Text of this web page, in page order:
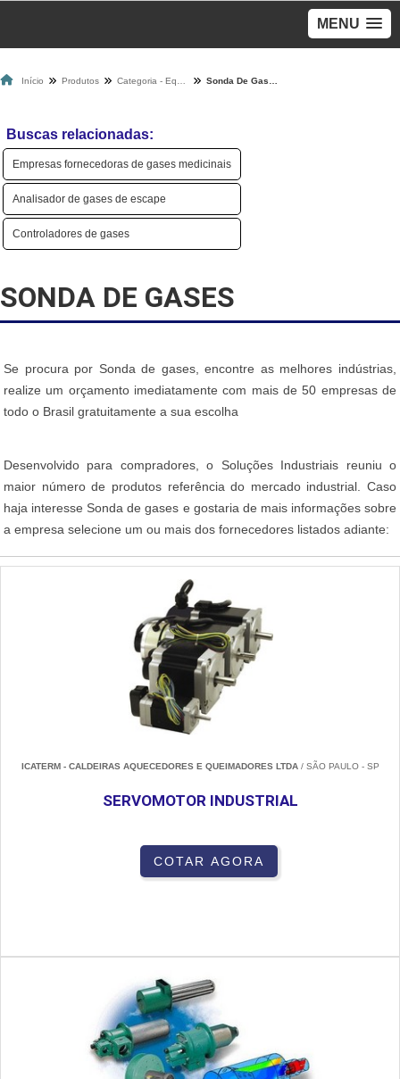
MENU
Início Produtos
Buscas relacionadas:
Empresas fornecedoras de gases medicinais
Analisador de gases de escape
Controladores de gases
SONDA DE GASES
Se procura por Sonda de gases, encontre as melhores indústrias,
realize um orçamento imediatamente com mais de 50 empresas de
todo o Brasil gratuitamente a sua escolha
Desenvolvido para compradores, o Soluções Industriais reuniu o
maior número de produtos referência do mercado industrial. Caso
haja interesse Sonda de gases e gostaria de mais informações sobre
a empresa selecione um ou mais dos fornecedores listados adiante:
ICATERM - CALDEIRAS AQUECEDORES E QUEIMADORES LTDA/ SÃO PAULO - SP
SERVOMOTOR INDUSTRIAL
COTAR AGORA